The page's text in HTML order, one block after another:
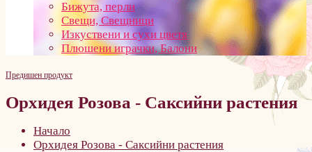
Бижута, перли
Свещи, Свещници
Изкуствени и сухи цветя
Плюшени играчки, Балони
Предишен продукт
Орхидея Розова - Саксийни растения
Начало
Орхидея Розова - Саксийни растения